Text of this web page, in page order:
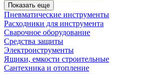
Показать еще
Пневматические инструменты
Расходники для инструмента
Сварочное оборудование
Средства защиты
Электроиструменты
Ящики, емкости строительные
Сантехника и отопление